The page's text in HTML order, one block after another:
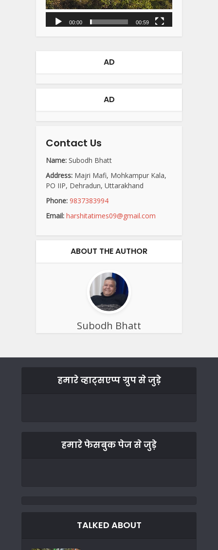
00:00 00:59
AD
AD
Contact Us
Name: Subodh Bhatt
Address: Majri Mafi, Mohkampur Kala,
PO IIP, Dehradun, Uttarakhand
Phone: 9837383994
Email: harshitatimes09@gmail.com
ABOUT THE AUTHOR
Subodh Bhatt
हमारे व्हाट्सएप्प ग्रुप से जुड़े
हमारे फेसबुक पेज से जुड़े
TALKED ABOUT